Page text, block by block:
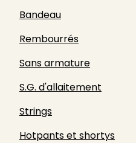
Bandeau
Rembourrés
Sans armature
S.G. d'allaitement
Strings
Hotpants et shortys